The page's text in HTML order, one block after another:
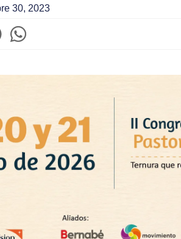
30, 2023